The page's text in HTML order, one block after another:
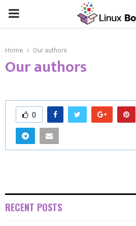
Home Our authors
Our authors
0
RECENT POSTS